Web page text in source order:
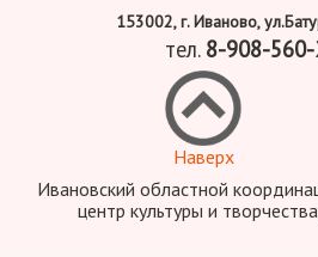
153002, г. Иваново,
тел. 8-908-
Наверх
Ивановский областной
центр культуры и